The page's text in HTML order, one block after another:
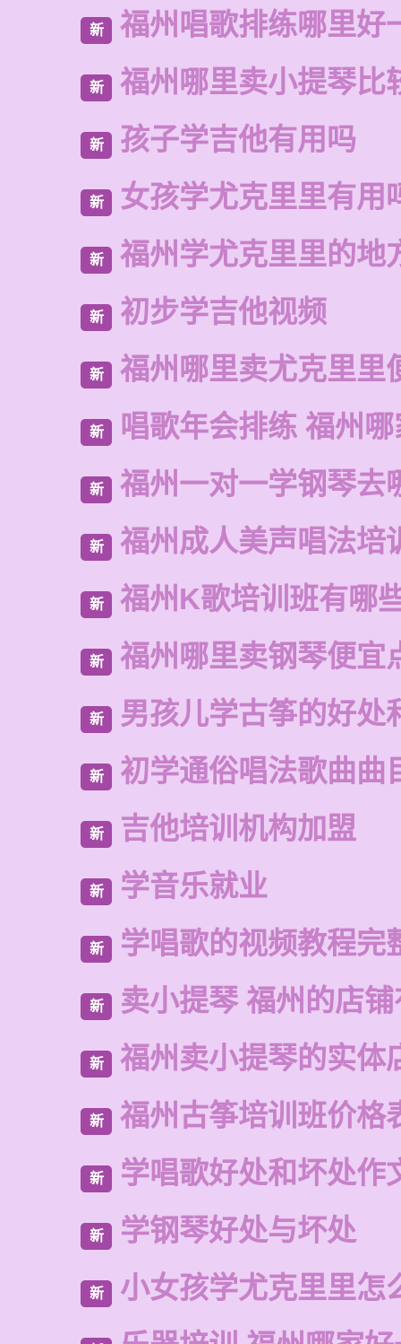
新 福州唱歌排练哪里好
新 福州哪里卖小提琴比
新 孩子学吉他有用吗
新 女孩学尤克里里有用
新 福州学尤克里里的地
新 初步学吉他视频
新 福州哪里卖尤克里里
新 唱歌年会排练 福州
新 福州一对一学钢琴去
新 福州成人美声唱法培
新 福州K歌培训班有哪
新 福州哪里卖钢琴便宜
新 男孩儿学古筝的好处
新 初学通俗唱法歌曲曲
新 吉他培训机构加盟
新 学音乐就业
新 学唱歌的视频教程完
新 卖小提琴 福州的店
新 福州卖小提琴的实体
新 福州古筝培训班价格
新 学唱歌好处和坏处作
新 学钢琴好处与坏处
新 小女孩学尤克里里怎